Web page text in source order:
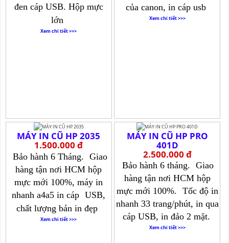
đen cáp USB. Hộp mực
lớn
Xem chi tiết >>>
của canon, in cáp usb
Xem chi tiết >>>
MÁY IN CŨ HP 2035
1.500.000 đ
Bảo hành 6 Tháng.
Giao
hàng tận nơi HCM hộp
mực mới 100%, máy in
nhanh a4a5 in cáp USB,
chất lượng bản in đẹp
Xem chi tiết >>>
MÁY IN CŨ HP PRO
401D
2.500.000 đ
Bảo hành 6 tháng.
Giao
hàng tận nơi HCM hộp
mực mới 100%. Tốc độ in
nhanh 33 trang/phút, in qua
cáp USB, in đảo 2 mặt.
Xem chi tiết >>>